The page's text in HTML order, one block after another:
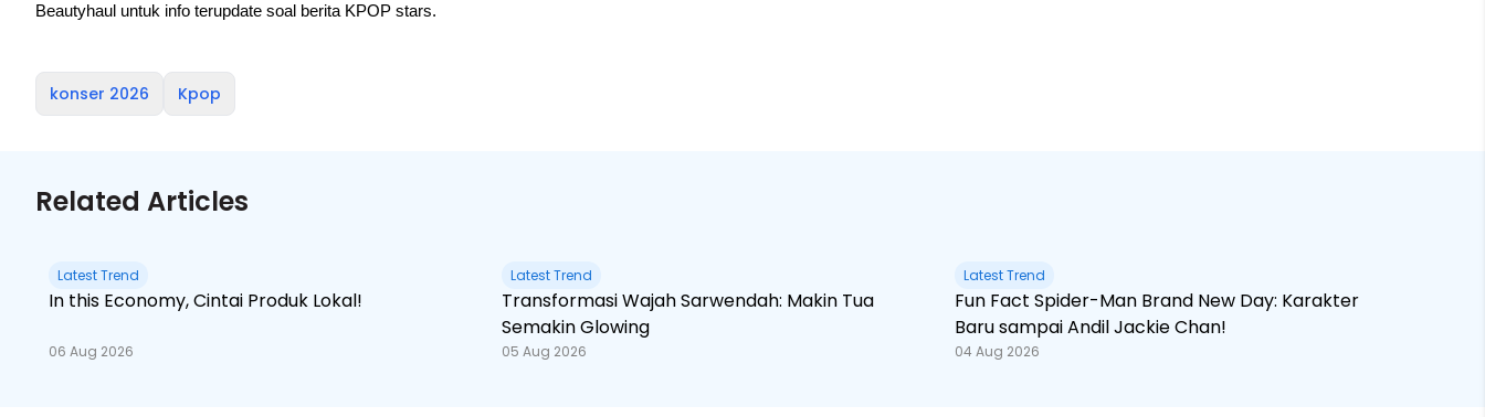
Beautyhaul untuk info terupdate soal berita KPOP stars.
konser 2026 Kpop
Related Articles
Latest Trend
In this Economy, Cintai Produk Lokal!
06 Aug 2026
Latest Trend
Transformasi Wajah Sarwendah: Makin Tua
Semakin Glowing
05 Aug 2026
Latest Trend
Fun Fact Spider-Man Brand New Day: Karakter
Baru sampai Andil Jackie Chan!
04 Aug 2026